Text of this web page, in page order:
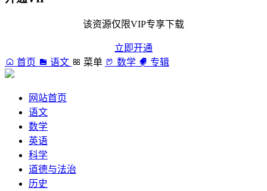
该资源仅限VIP专享下载
立即开通
首页
语文 菜单 数学 专辑
网站首页
语文
数学
英语
科学
道德与法治
历史